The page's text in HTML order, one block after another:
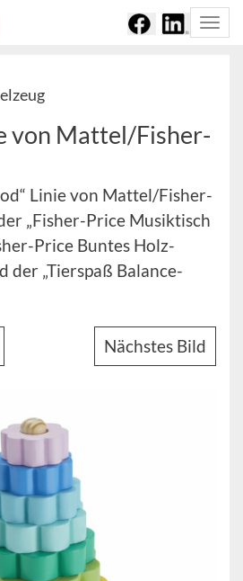
von Mattel/Fisher-
Linie von Mattel/Fisher-
„Fisher-Price Musiktisch
Price Buntes Holz-
der „Tierspaß Balance-
Nächstes Bild